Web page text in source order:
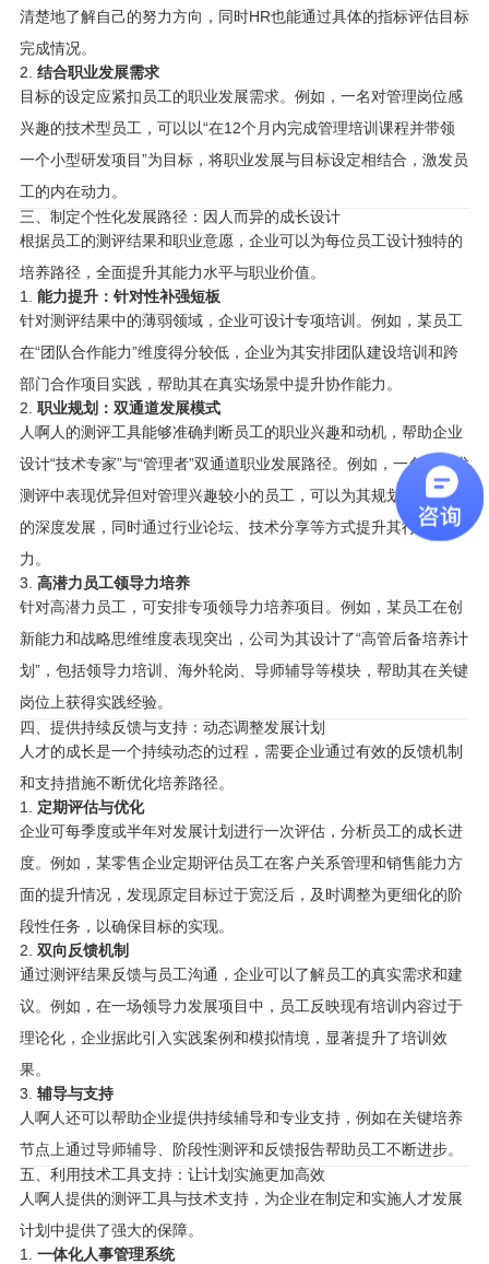
清楚地了解自己的努力方向，同时HR也能通过具体的指标评估目标
完成情况。
2. 结合职业发展需求
目标的设定应紧扣员工的职业发展需求。例如，一名对管理岗位感
兴趣的技术型员工，可以以“在12个月内完成管理培训课程并带领
一个小型研发项目”为目标，将职业发展与目标设定相结合，激发员
工的内在动力。
三、制定个性化发展路径：因人而异的成长设计
根据员工的测评结果和职业意愿，企业可以为每位员工设计独特的
培养路径，全面提升其能力水平与职业价值。
1. 能力提升：针对性补强短板
针对测评结果中的薄弱领域，企业可设计专项培训。例如，某员工
在“团队合作能力”维度得分较低，企业为其安排团队建设培训和跨
部门合作项目实践，帮助其在真实场景中提升协作能力。
2. 职业规划：双通道发展模式
人啊人的测评工具能够准确判断员工的职业兴趣和动机，帮助企业
设计“技术专家”与“管理者”双通道职业发展路径。例如，一名在技术
测评中表现优异但对管理兴趣较小的员工，可以为其规划技术领域
的深度发展，同时通过行业论坛、技术分享等方式提升其行业影响
力。
3. 高潜力员工领导力培养
针对高潜力员工，可安排专项领导力培养项目。例如，某员工在创
新能力和战略思维维度表现突出，公司为其设计了“高管后备培养计
划”，包括领导力培训、海外轮岗、导师辅导等模块，帮助其在关键
岗位上获得实践经验。
四、提供持续反馈与支持：动态调整发展计划
人才的成长是一个持续动态的过程，需要企业通过有效的反馈机制
和支持措施不断优化培养路径。
1. 定期评估与优化
企业可每季度或半年对发展计划进行一次评估，分析员工的成长进
度。例如，某零售企业定期评估员工在客户关系管理和销售能力方
面的提升情况，发现原定目标过于宽泛后，及时调整为更细化的阶
段性任务，以确保目标的实现。
2. 双向反馈机制
通过测评结果反馈与员工沟通，企业可以了解员工的真实需求和建
议。例如，在一场领导力发展项目中，员工反映现有培训内容过于
理论化，企业据此引入实践案例和模拟情境，显著提升了培训效
果。
3. 辅导与支持
人啊人还可以帮助企业提供持续辅导和专业支持，例如在关键培养
节点上通过导师辅导、阶段性测评和反馈报告帮助员工不断进步。
五、利用技术工具支持：让计划实施更加高效
人啊人提供的测评工具与技术支持，为企业在制定和实施人才发展
计划中提供了强大的保障。
1. 一体化人事管理系统